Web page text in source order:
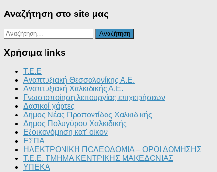
Αναζήτηση στο site μας
Αναζήτηση
για:
Χρήσιμα links
T.E.E
Αναπτυξιακή Θεσσαλονίκης Α.Ε.
Αναπτυξιακή Χαλκιδικής Α.Ε.
Γνωστοποίηση λειτουργίας επιχειρήσεων
Δασικοί χάρτες
Δήμος Νέας Προποντίδας Χαλκιδικής
Δήμος Πολυγύρου Χαλκιδικής
Εξοικονόμηση κατ' οίκον
ΕΣΠΑ
ΗΛΕΚΤΡΟΝΙΚΗ ΠΟΛΕΟΔΟΜΙΑ – ΟΡΟΙ ΔΟΜΗΣΗΣ
Τ.Ε.Ε. ΤΜΗΜΑ ΚΕΝΤΡΙΚΗΣ ΜΑΚΕΔΟΝΙΑΣ
ΥΠΕΚΑ